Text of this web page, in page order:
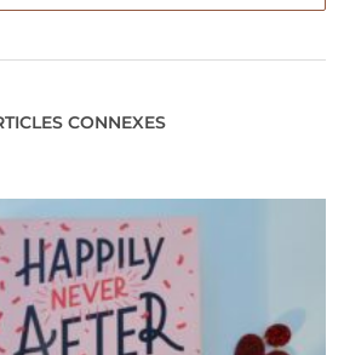
CONNEXES